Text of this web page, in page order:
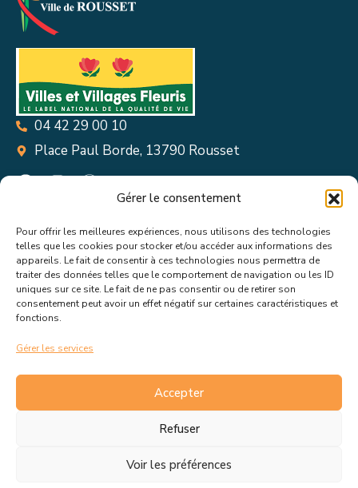
Gérer le consentement
Pour offrir les meilleures expériences, nous utilisons des technologies
telles que les cookies pour stocker et/ou accéder aux informations des
appareils. Le fait de consentir à ces technologies nous permettra de
traiter des données telles que le comportement de navigation ou les ID
uniques sur ce site. Le fait de ne pas consentir ou de retirer son
consentement peut avoir un effet négatif sur certaines caractéristiques et
fonctions.
Gérer les services
Accepter
Refuser
Voir les préférences
04 42 29 00 10
Place Paul Borde, 13790 Rousset
Suivez toutes les informations &
actualités de votre ville !
mairie de Rousset. En savoir plus sur la gestion de mes